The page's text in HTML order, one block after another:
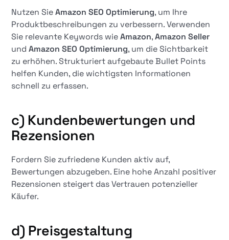
Nutzen SieAmazon SEO Optimierung, um Ihre
Produktbeschreibungen zu verbessern. Verwenden
Sie relevante Keywords wieAmazon,Amazon Seller
undAmazon SEO Optimierung, um die Sichtbarkeit
zu erhöhen. Strukturiert aufgebaute Bullet Points
helfen Kunden, die wichtigsten Informationen
schnell zu erfassen.
c) Kundenbewertungen und
Rezensionen
Fordern Sie zufriedene Kunden aktiv auf,
Bewertungen abzugeben. Eine hohe Anzahl positiver
Rezensionen steigert das Vertrauen potenzieller
Käufer.
d) Preisgestaltung